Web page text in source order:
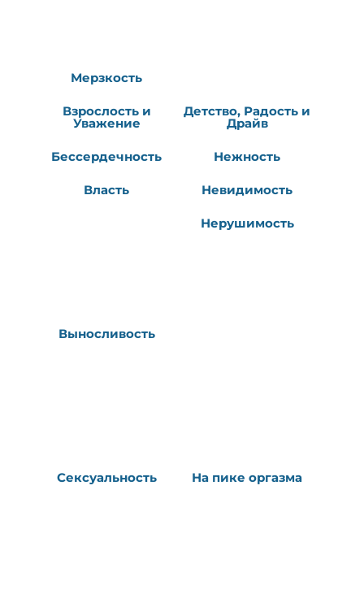
Мерзкость
Взрослость и
Уважение
Детство, Радость и
Драйв
Бессердечность Нежность
Власть Невидимость
Выносливость
Нерушимость
Сексуальность На пике оргазма